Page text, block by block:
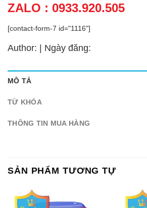
ZALO : 0933.920.505
[contact-form-7 id="1116"]
Author: | Ngày đăng:
MÔ TẢ
TỪ KHÓA
THÔNG TIN MUA HÀNG
SẢN PHẨM TƯƠNG TỰ